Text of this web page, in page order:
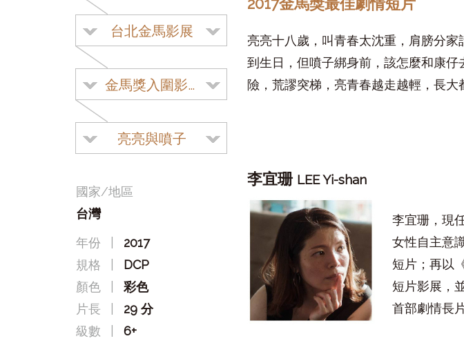
台北金馬影展
金馬獎入圍影片
亮亮與噴子
國家/地區
台灣
年份
2017
規格
DCP
顏色
彩色
片長
29 分
級數
6+
亮亮十八歲，叫青春太沈重，肩膀分
到生日，但噴子綁身前，該怎麼和康
險，荒謬突梯，亮青春越走越輕，長大
李宜珊 LEE Yi-shan
李宜珊，現
女性自主意
短片；再以
短片影展，
首部劇情長片